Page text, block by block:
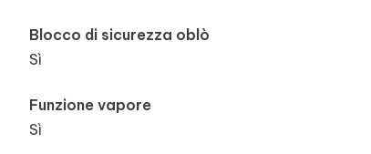
Blocco di sicurezza oblò
Sì
Funzione vapore
Sì